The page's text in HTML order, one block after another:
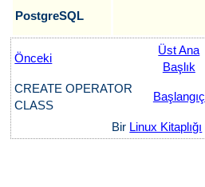
PostgreSQL
Önceki
Üst Ana
Başlık
CREATE OPERATOR
CLASS
Başlangıç
Bir Linux Kitaplığı